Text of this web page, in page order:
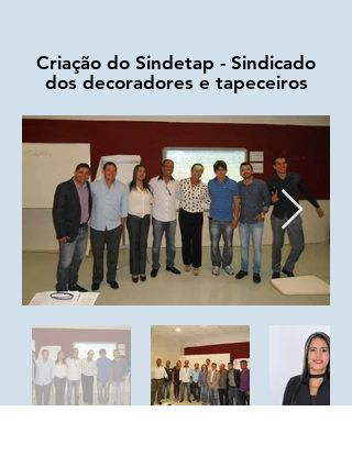
Criação do Sindetap - Sindicado
dos decoradores e tapeceiros